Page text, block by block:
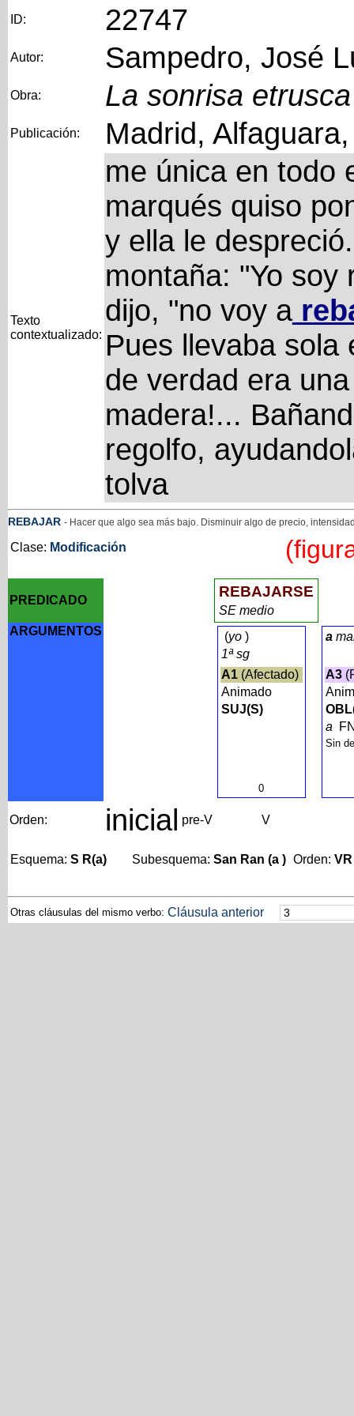
ID: 22747
Autor: Sampedro, José
Obra: La sonrisa etrusca
Publicación: Madrid,
Texto
contextualizado:
me única en todo
marqués quiso
y ella le
montaña: "Yo soy
dijo, "no voy a
Pues llevaba sola
de verdad era
madera!...
regolfo,
tolva
REBAJAR - Hacer que algo sea más bajo. Disminuir algo de precio,
Clase: Modificación
PREDICADO
REBAJARSE
SE medio
ARGUMENTOS
(yo)
1ª sg
A1(Afectado)
Animado
SUJ(S)
0
a
A3
a
Sin
Orden: inicial pre-V V
Esquema: S R(a) Subesquema: San Ran (a ) Orden: VR
Otras cláusulas del mismo verbo: Cláusula anterior